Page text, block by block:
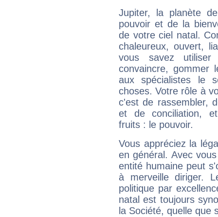
Jupiter, la planète
pouvoir et de la
de votre ciel natal.
chaleureux, ouvert,
vous savez
convaincre, gommer
aux spécialistes le
choses. Votre rôle à
c'est de rassembler,
et de conciliation,
fruits : le pouvoir.
Vous appréciez la
en général. Avec
entité humaine peut
à merveille diriger.
politique par
natal est toujours
la Société, quelle que